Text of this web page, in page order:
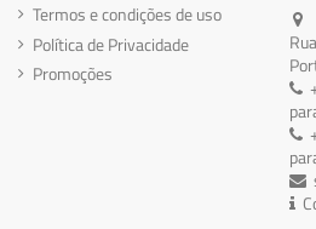
Termos e condições de uso
Política de Privacidade
Promoções